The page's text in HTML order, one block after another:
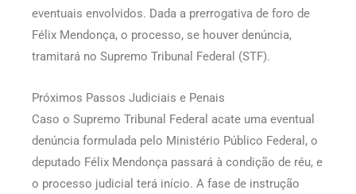
eventuais envolvidos. Dada a prerrogativa de foro de
Félix Mendonça, o processo, se houver denúncia,
tramitará no Supremo Tribunal Federal (STF).
Próximos Passos Judiciais e Penais
Caso o Supremo Tribunal Federal acate uma eventual
denúncia formulada pelo Ministério Público Federal, o
deputado Félix Mendonça passará à condição de réu, e
o processo judicial terá início. A fase de instrução